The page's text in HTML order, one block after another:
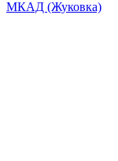
МКАД (Жуковка)